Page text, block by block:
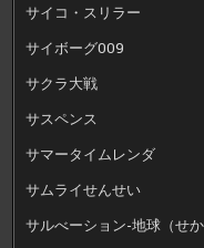
サイコ・スリラー
サイボーグ009
サクラ大戦
サスペンス
サマータイムレンダ
サムライせんせい
サルべーション-地球（せ